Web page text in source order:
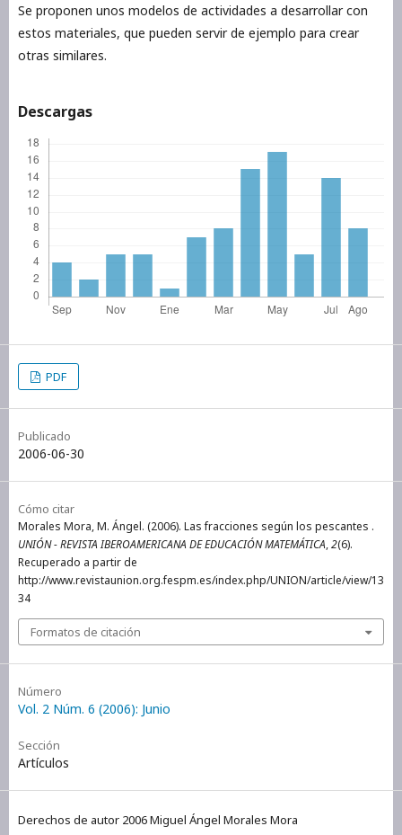
Se proponen unos modelos de actividades a desarrollar con
estos materiales, que pueden servir de ejemplo para crear
otras similares.
Descargas
PDF
Publicado
2006-06-30
Cómo citar
Morales Mora, M. Ángel. (2006). Las fracciones según los pescantes .
UNIÓN - REVISTA IBEROAMERICANA DE EDUCACIÓN MATEMÁTICA,2(6).
Recuperado a partir de
http://www.revistaunion.org.fespm.es/index.php/UNION/article/view/13
34
Formatos de citación
Número
Vol. 2 Núm. 6 (2006): Junio
Sección
Artículos
Derechos de autor 2006 Miguel Ángel Morales Mora